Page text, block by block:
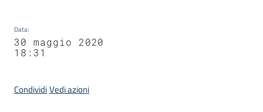
Data:
30 maggio 2020
18:31
CondividiVedi azioni